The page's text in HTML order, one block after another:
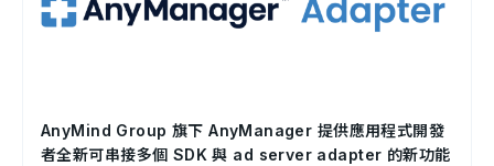
AnyMind Group 旗下 AnyManager 提供應用程式開發
者全新可串接多個 SDK 與 ad server adapter 的新功能